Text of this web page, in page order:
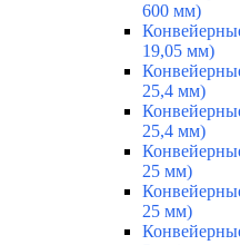
600 мм)
19,05 мм)
25,4 мм)
25,4 мм)
25 мм)
25 мм)